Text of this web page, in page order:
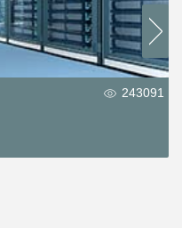
243091